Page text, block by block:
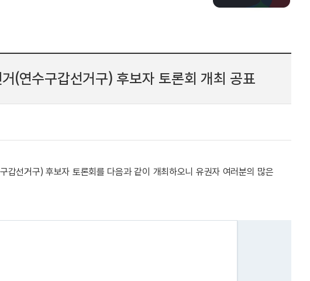
(연수구갑선거구) 후보자 토론회 개최 공표
선거구) 후보자 토론회를 다음과 같이 개최하오니 유권자 여러분의 많은